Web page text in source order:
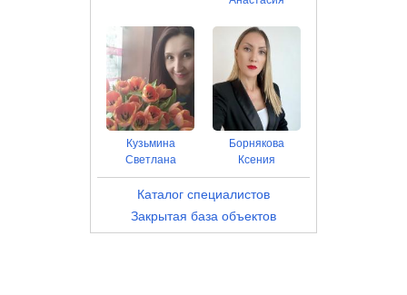
Кузьмина
Светлана
Борнякова
Ксения
Каталог специалистов
Закрытая база объектов